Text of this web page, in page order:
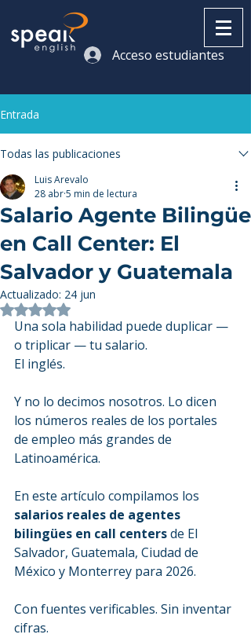
Acceso estudiantes
Entrada
Todas las publicaciones
Salario Agente Bilingüe
en Call Center: El
Salvador y Guatemala
Luis Arevalo
28 abr5 min de lectura
Actualizado: 24 jun
Obtuvo NaN de 5 estrellas.
Una sola habilidad puede duplicar —
o triplicar — tu salario.
El inglés.
Y no lo decimos nosotros. Lo dicen
los números reales de los portales
de empleo más grandes de
Latinoamérica.
En este artículo compilamos los
salarios reales de agentes
bilingües en call centers de El
Salvador, Guatemala, Ciudad de
México y Monterrey para 2026.
Con fuentes verificables. Sin inventar
cifras.